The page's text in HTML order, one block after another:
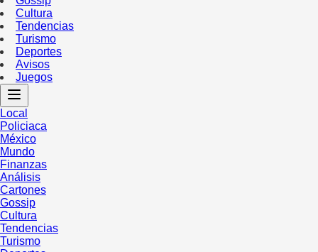
Cultura
Tendencias
Turismo
Deportes
Avisos
Juegos
Local
Policiaca
México
Mundo
Finanzas
Análisis
Cartones
Gossip
Cultura
Tendencias
Turismo